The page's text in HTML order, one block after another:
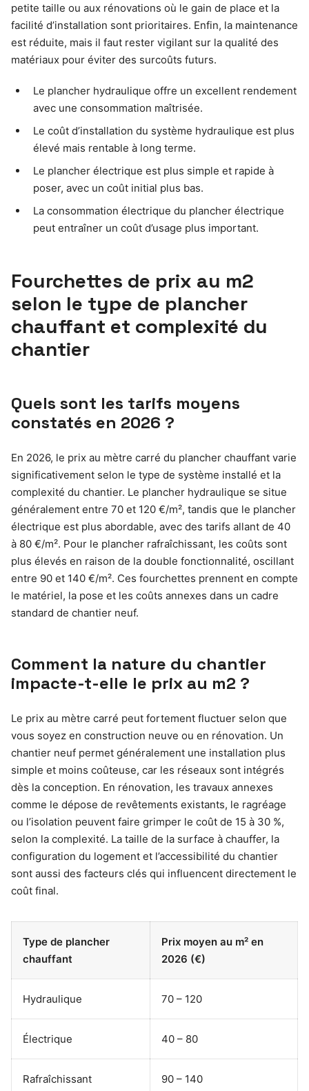
petite taille ou aux rénovations où le gain de place et la
facilité d’installation sont prioritaires. Enfin, la maintenance
est réduite, mais il faut rester vigilant sur la qualité des
matériaux pour éviter des surcoûts futurs.
Le plancher hydraulique offre un excellent rendement
avec une consommation maîtrisée.
Le coût d’installation du système hydraulique est plus
élevé mais rentable à long terme.
Le plancher électrique est plus simple et rapide à
poser, avec un coût initial plus bas.
La consommation électrique du plancher électrique
peut entraîner un coût d’usage plus important.
Fourchettes de prix au m2
selon le type de plancher
chauffant et complexité du
chantier
Quels sont les tarifs moyens
constatés en 2026 ?
En 2026, le prix au mètre carré du plancher chauffant varie
significativement selon le type de système installé et la
complexité du chantier. Le plancher hydraulique se situe
généralement entre 70 et 120 €/m², tandis que le plancher
électrique est plus abordable, avec des tarifs allant de 40
à 80 €/m². Pour le plancher rafraîchissant, les coûts sont
plus élevés en raison de la double fonctionnalité, oscillant
entre 90 et 140 €/m². Ces fourchettes prennent en compte
le matériel, la pose et les coûts annexes dans un cadre
standard de chantier neuf.
Comment la nature du chantier
impacte-t-elle le prix au m2 ?
Le prix au mètre carré peut fortement fluctuer selon que
vous soyez en construction neuve ou en rénovation. Un
chantier neuf permet généralement une installation plus
simple et moins coûteuse, car les réseaux sont intégrés
dès la conception. En rénovation, les travaux annexes
comme le dépose de revêtements existants, le ragréage
ou l’isolation peuvent faire grimper le coût de 15 à 30 %,
selon la complexité. La taille de la surface à chauffer, la
configuration du logement et l’accessibilité du chantier
sont aussi des facteurs clés qui influencent directement le
coût final.
Type de plancher
chauffant
Prix moyen au m² en
2026 (€)
Hydraulique 70 – 120
Électrique 40 – 80
Rafraîchissant 90 – 140